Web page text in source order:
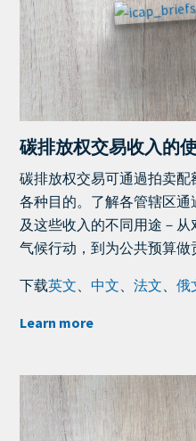
Cover
Image
碳排放权交易收入的
Teaser
+
metatags
碳排放权交易可通過拍卖
各种目的。了解各管辖区
及这些收入的不同用途－
气候行动，到为公共预算做
下载英文、 中文、 法文、 俄
Learn more